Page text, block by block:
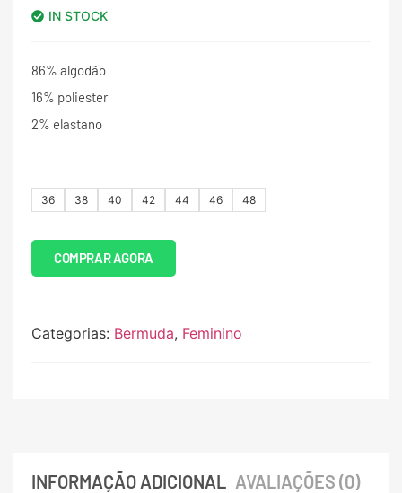
IN STOCK
86% algodão
16% poliester
2% elastano
36 38 40 42 44 46 48
COMPRAR AGORA
Categorias: Bermuda, Feminino
INFORMAÇÃO ADICIONAL AVALIAÇÕES (0)